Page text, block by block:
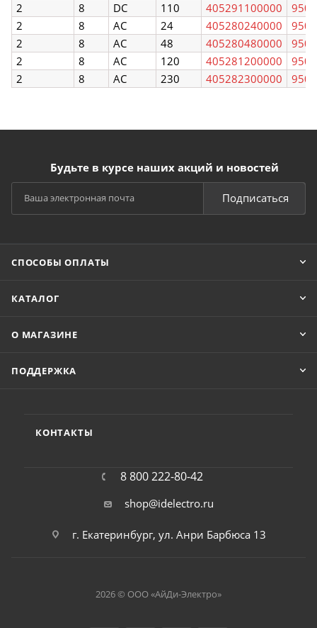
2
8 DC 110 405291100000
2
8 AC 24 405280240000
2
8 AC 48 405280480000
2
8 AC 120 405281200000
2
8 AC 230 405282300000
Будьте в курсе наших акций и новостей
Подписаться
СПОСОБЫ ОПЛАТЫ
КАТАЛОГ
О МАГАЗИНЕ
ПОДДЕРЖКА
КОНТАКТЫ
8 800 222-80-42
shop@idelectro.ru
г. Екатеринбург, ул. Анри Барбюса 13
2026 © ООО «АйДи-Электро»